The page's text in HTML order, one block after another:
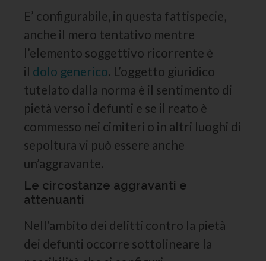
E’ configurabile, in questa fattispecie,
anche il mero tentativo mentre
l’elemento soggettivo ricorrente è
il dolo generico. L’oggetto giuridico
tutelato dalla norma è il sentimento di
pietà verso i defunti e se il reato è
commesso nei cimiteri o in altri luoghi di
sepoltura vi può essere anche
un’aggravante.
Le circostanze aggravanti e
attenuanti
Nell’ambito dei delitti contro la pietà
dei defunti occorre sottolineare la